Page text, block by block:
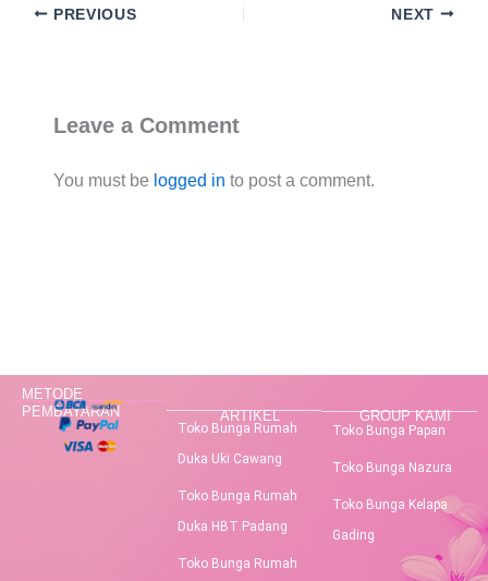
PREVIOUS NEXT
Leave a Comment
You must be logged in to post a comment.
METODE
PEMBAYARAN
ARTIKEL
Toko Bunga Rumah
Duka Uki Cawang
Toko Bunga Rumah
Duka HBT Padang
Toko Bunga Rumah
GROUP KAMI
Toko Bunga Papan
Toko Bunga Nazura
Toko Bunga Kelapa
Gading